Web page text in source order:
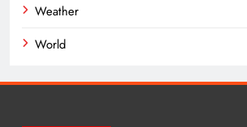
Weather
World